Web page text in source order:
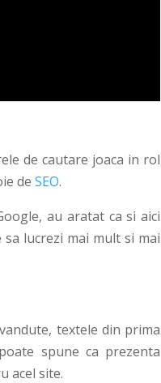
de cautare joaca in rol
deSEO.
au aratat ca si aici
lucrezi mai mult si mai
textele din prima
spune ca prezenta
acel site.